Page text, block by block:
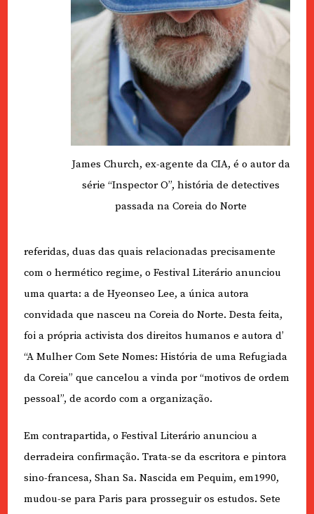
James Church, ex-agente da CIA, é o autor da
série “Inspector O”, história de detectives
passada na Coreia do Norte
referidas, duas das quais relacionadas precisamente
com o hermético regime, o Festival Literário anunciou
uma quarta: a de Hyeonseo Lee, a única autora
convidada que nasceu na Coreia do Norte. Desta feita,
foi a própria activista dos direitos humanos e autora d’
“A Mulher Com Sete Nomes: História de uma Refugiada
da Coreia” que cancelou a vinda por “motivos de ordem
pessoal”, de acordo com a organização.
Em contrapartida, o Festival Literário anunciou a
derradeira confirmação. Trata-se da escritora e pintora
sino-francesa, Shan Sa. Nascida em Pequim, em1990,
mudou-se para Paris para prosseguir os estudos. Sete